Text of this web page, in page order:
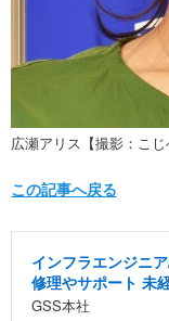
広瀬アリス【撮影：こじ
この記事へ戻る
インフラエンジニ
修理やサポート 未
GSS本社